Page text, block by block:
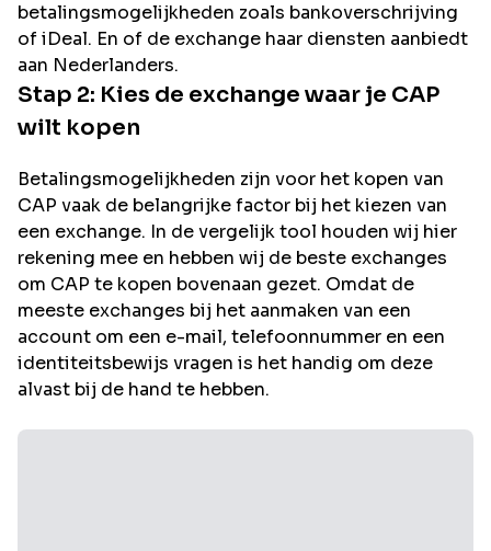
betalingsmogelijkheden zoals bankoverschrijving
of iDeal. En of de exchange haar diensten aanbiedt
aan Nederlanders.
Stap 2: Kies de exchange waar je CAP
wilt kopen
Betalingsmogelijkheden zijn voor het kopen van
CAP vaak de belangrijke factor bij het kiezen van
een exchange. In de vergelijk tool houden wij hier
rekening mee en hebben wij de beste exchanges
om CAP te kopen bovenaan gezet. Omdat de
meeste exchanges bij het aanmaken van een
account om een e-mail, telefoonnummer en een
identiteitsbewijs vragen is het handig om deze
alvast bij de hand te hebben.